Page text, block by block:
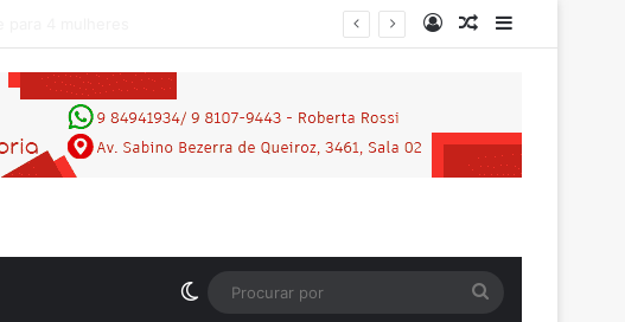
EntrarArtigo aleatório
Switch skin